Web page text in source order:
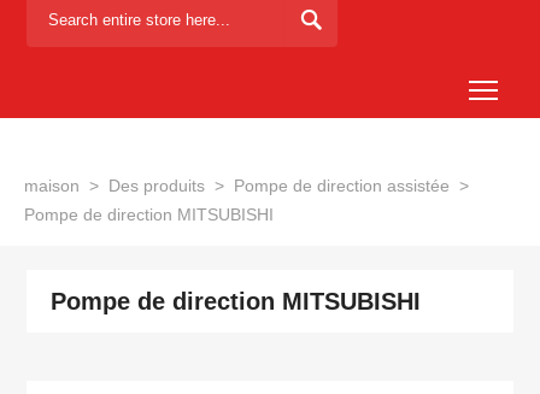

maison > Des produits > Pompe de direction assistée >
Pompe de direction MITSUBISHI
Pompe de direction MITSUBISHI